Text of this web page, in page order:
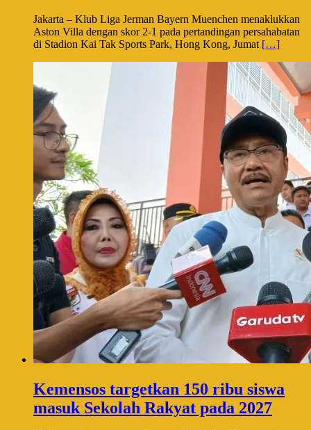
Jakarta – Klub Liga Jerman Bayern Muenchen menaklukkan
Aston Villa dengan skor 2-1 pada pertandingan persahabatan
di Stadion Kai Tak Sports Park, Hong Kong, Jumat […]
Kemensos targetkan 150 ribu siswa
masuk Sekolah Rakyat pada 2027